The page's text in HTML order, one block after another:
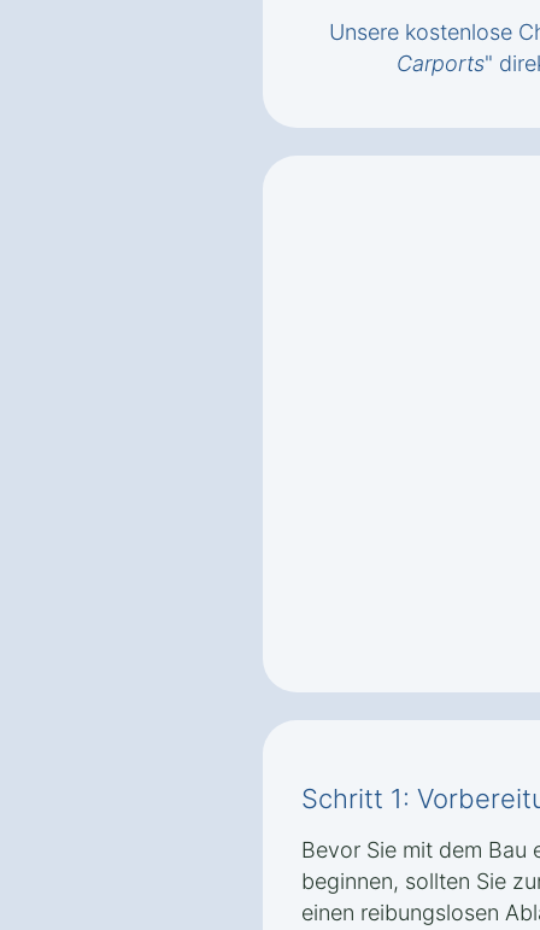
Unsere kostenlose
Carports"
Schritt 1:
Bevor Sie mit dem Bau
beginnen, sollten Sie
einen reibungslosen